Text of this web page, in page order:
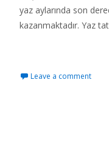
yaz aylarında son
kazanmaktadır. Yaz
Leave a comment